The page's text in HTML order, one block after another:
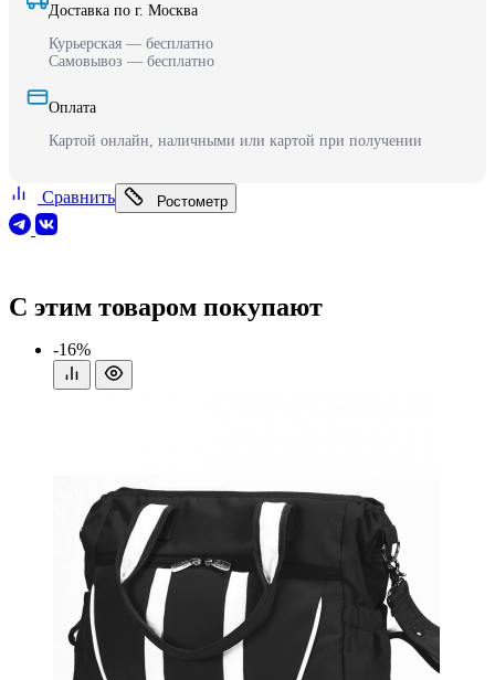
Доставка по г. Москва
Курьерская — бесплатно
Самовывоз — бесплатно
Оплата
Картой онлайн, наличными или картой при получении
Сравнить Ростометр
С этим товаром покупают
-16%